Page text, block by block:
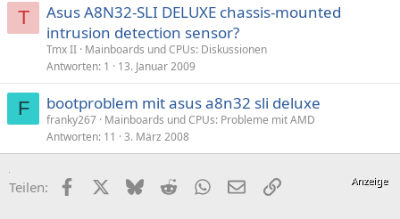
T
Asus A8N32-SLI DELUXE chassis-mounted
intrusion detection sensor?
Tmx II Mainboards und CPUs: Diskussionen
Antworten 1 13. Januar 2009
F bootproblem mit asus a8n32 sli deluxe
franky267 Mainboards und CPUs: Probleme mit AMD
Antworten 11 3. März 2008
Teilen: FacebookX (Twitter)
BlueskyRedditWhatsApp
E-MailLink